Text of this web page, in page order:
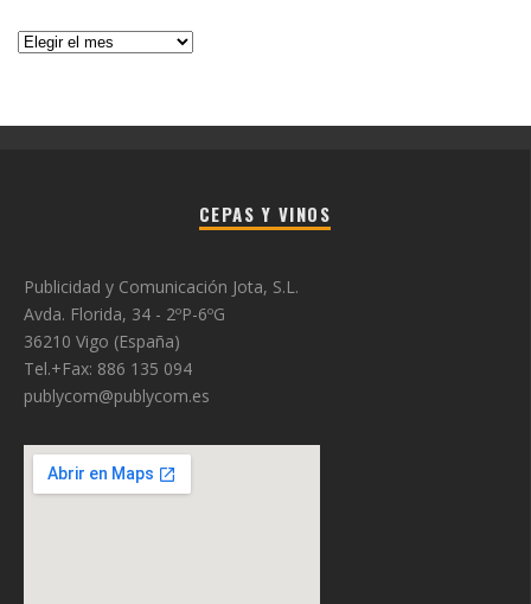
Histórico
CEPAS Y VINOS
Publicidad y Comunicación Jota, S.L.
Avda. Florida, 34 - 2ºP-6ºG
36210 Vigo (España)
Tel.+Fax: 886 135 094
publycom@publycom.es